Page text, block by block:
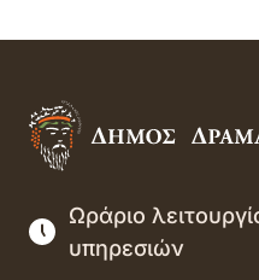
Ωράριο
υπηρεσιών